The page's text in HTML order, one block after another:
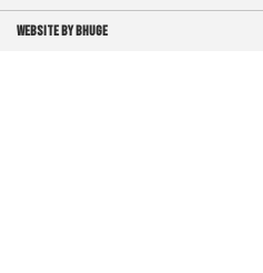
WEBSITE BY BHUGE